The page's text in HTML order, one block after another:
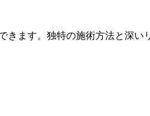
ます。独特の施術方法と深